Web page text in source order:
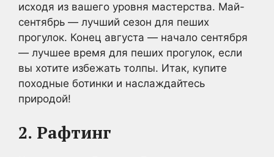
исходя из вашего уровня мастерства. Май-
сентябрь — лучший сезон для пеших
прогулок. Конец августа — начало сентября
— лучшее время для пеших прогулок, если
вы хотите избежать толпы. Итак, купите
походные ботинки и наслаждайтесь
природой!
2. Рафтинг